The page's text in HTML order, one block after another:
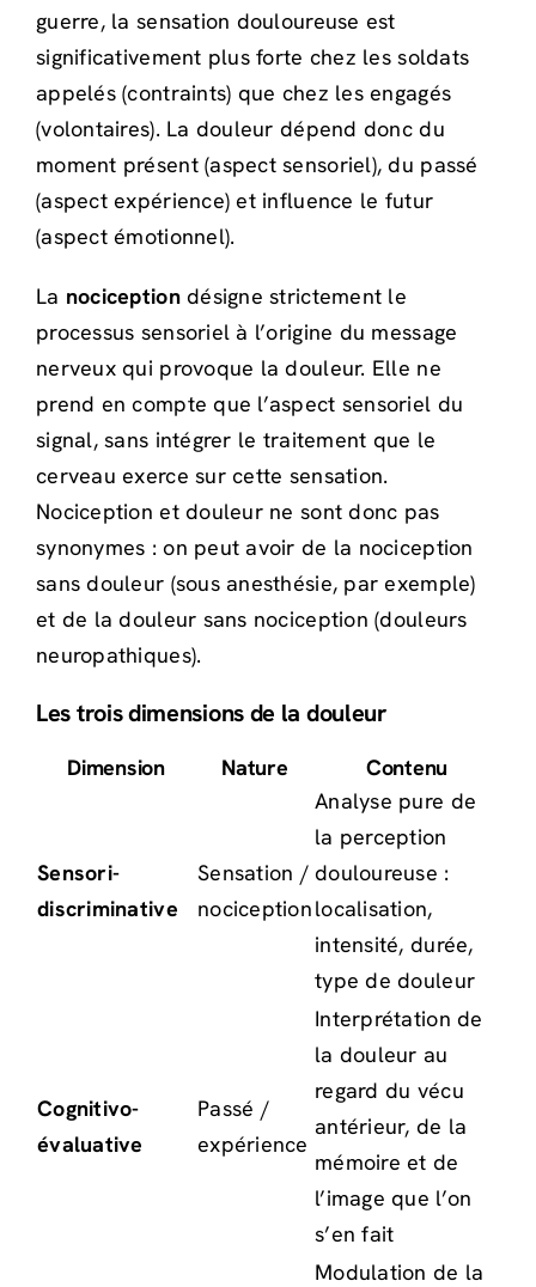
guerre, la sensation douloureuse est
significativement plus forte chez les soldats
appelés (contraints) que chez les engagés
(volontaires). La douleur dépend donc du
moment présent (aspect sensoriel), du passé
(aspect expérience) et influence le futur
(aspect émotionnel).
La nociceptiondésigne strictement le
processus sensoriel à l’origine du message
nerveux qui provoque la douleur. Elle ne
prend en compte que l’aspect sensoriel du
signal, sans intégrer le traitement que le
cerveau exerce sur cette sensation.
Nociception et douleur ne sont donc pas
synonymes : on peut avoir de la nociception
sans douleur (sous anesthésie, par exemple)
et de la douleur sans nociception (douleurs
neuropathiques).
Les trois dimensions de la douleur
Dimension Nature Contenu
Sensori-
discriminative
Sensation /
nociception
Analyse pure de
la perception
douloureuse :
localisation,
intensité, durée,
type de douleur
Cognitivo-
évaluative
Passé /
expérience
Interprétation de
la douleur au
regard du vécu
antérieur, de la
mémoire et de
l’image que l’on
s’en fait
Modulation de la